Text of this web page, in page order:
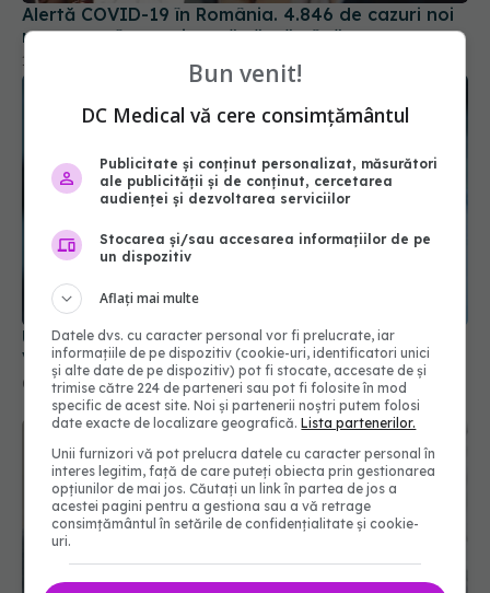
16 sep 2025, 14:17
UE a autorizat vaccinul actualizat pentru COVID.
Vizează tulpina JN.1
09 oct 2024, 18:07
Bun venit!
DC Medical vă cere consimțământul
Publicitate și conținut personalizat, măsurători
ale publicității și de conținut, cercetarea
audienței și dezvoltarea serviciilor
Stocarea și/sau accesarea informațiilor de pe
un dispozitiv
Aflați mai multe
Datele dvs. cu caracter personal vor fi prelucrate, iar
informațiile de pe dispozitiv (cookie-uri, identificatori unici
și alte date de pe dispozitiv) pot fi stocate, accesate de și
trimise către 224 de parteneri sau pot fi folosite în mod
specific de acest site. Noi și partenerii noștri putem folosi
date exacte de localizare geografică.Lista partenerilor.
Unii furnizori vă pot prelucra datele cu caracter personal în
interes legitim, față de care puteți obiecta prin gestionarea
opțiunilor de mai jos. Căutați un link în partea de jos a
acestei pagini pentru a gestiona sau a vă retrage
consimțământul în setările de confidențialitate și cookie-
uri.